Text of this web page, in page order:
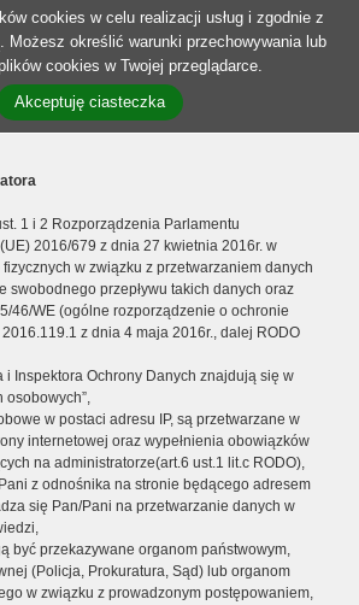
cookies w celu realizacji usług i zgodnie z
. Możesz określić warunki przechowywania lub
cookies w Twojej przeglądarce.
Akceptuję ciasteczka
1 i 2 Rozporządzenia Parlamentu
2016/679 z dnia 27 kwietnia 2016r. w
w związku z przetwarzaniem danych
swobodnego przepływu takich danych oraz
46/WE (ogólne rozporządzenie o ochronie
z dnia 4 maja 2016r., dalej RODO
i Inspektora Ochrony Danych znajdują się w
osobowych”,
w postaci adresu IP, są przetwarzane w
internetowej oraz wypełnienia obowiązków
na administratorze(art.6 ust.1 lit.c RODO),
z odnośnika na stronie będącego adresem
się Pan/Pani na przetwarzanie danych w
być przekazywane organom państwowym,
(Policja, Prokuratura, Sąd) lub organom
w związku z prowadzonym postępowaniem,